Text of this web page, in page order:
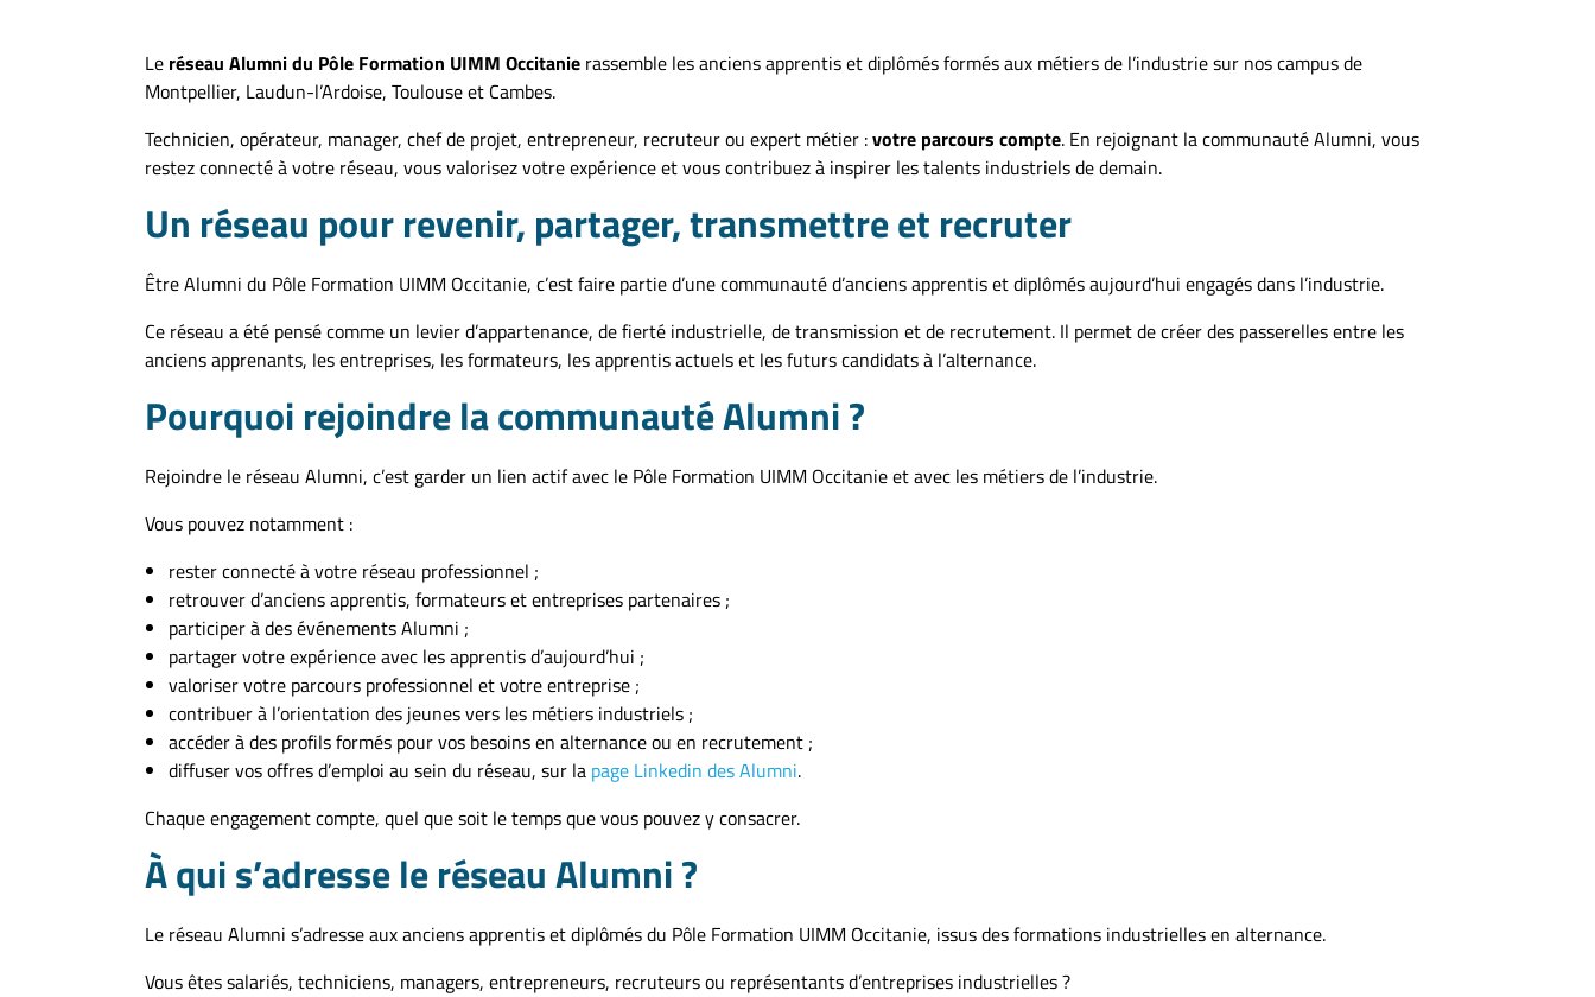
Le réseau Alumni du Pôle Formation UIMM Occitanie rassemble les anciens apprentis et diplômés formés aux métiers de l’industrie sur nos campus de
Montpellier, Laudun-l’Ardoise, Toulouse et Cambes.
Technicien, opérateur, manager, chef de projet, entrepreneur, recruteur ou expert métier :votre parcours compte. En rejoignant la communauté Alumni, vous
restez connecté à votre réseau, vous valorisez votre expérience et vous contribuez à inspirer les talents industriels de demain.
Un réseau pour revenir, partager, transmettre et recruter
Être Alumni du Pôle Formation UIMM Occitanie, c’est faire partie d’une communauté d’anciens apprentis et diplômés aujourd’hui engagés dans l’industrie.
Ce réseau a été pensé comme un levier d’appartenance, de fierté industrielle, de transmission et de recrutement. Il permet de créer des passerelles entre les
anciens apprenants, les entreprises, les formateurs, les apprentis actuels et les futurs candidats à l’alternance.
Pourquoi rejoindre la communauté Alumni ?
Rejoindre le réseau Alumni, c’est garder un lien actif avec le Pôle Formation UIMM Occitanie et avec les métiers de l’industrie.
Vous pouvez notamment :
rester connecté à votre réseau professionnel ;
retrouver d’anciens apprentis, formateurs et entreprises partenaires ;
participer à des événements Alumni ;
partager votre expérience avec les apprentis d’aujourd’hui ;
valoriser votre parcours professionnel et votre entreprise ;
contribuer à l’orientation des jeunes vers les métiers industriels ;
accéder à des profils formés pour vos besoins en alternance ou en recrutement ;
diffuser vos offres d’emploi au sein du réseau, sur la page Linkedin des Alumni.
Chaque engagement compte, quel que soit le temps que vous pouvez y consacrer.
À qui s’adresse le réseau Alumni ?
Le réseau Alumni s’adresse aux anciens apprentis et diplômés du Pôle Formation UIMM Occitanie, issus des formations industrielles en alternance.
Vous êtes salariés, techniciens, managers, entrepreneurs, recruteurs ou représentants d’entreprises industrielles ?